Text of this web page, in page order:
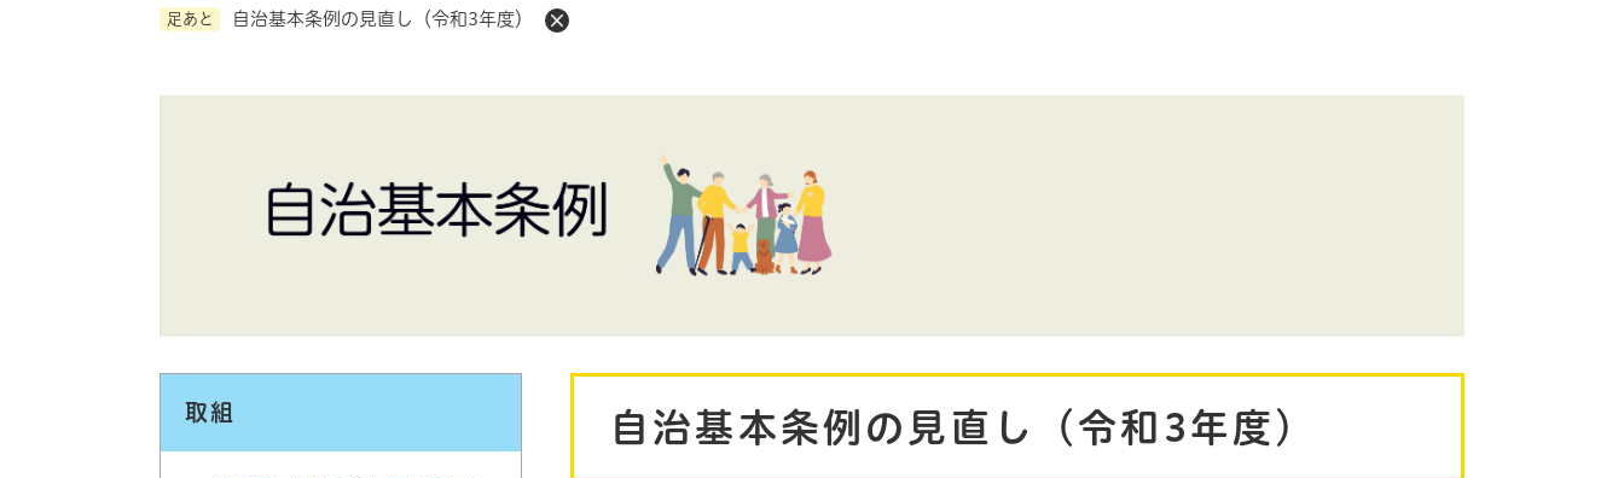
足あと 自治基本条例の見直し（令和3年度）
自治基本条例の見直し（令和3年度）
取組